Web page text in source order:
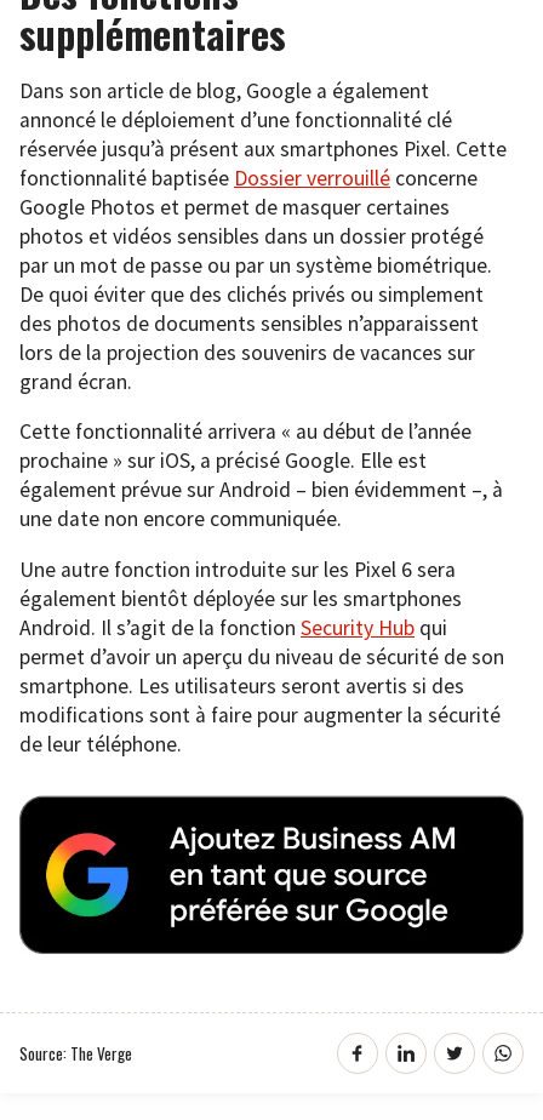
supplémentaires
Dans son article de blog, Google a également
annoncé le déploiement d’une fonctionnalité clé
réservée jusqu’à présent aux smartphones Pixel. Cette
fonctionnalité baptisée Dossier verrouillé concerne
Google Photos et permet de masquer certaines
photos et vidéos sensibles dans un dossier protégé
par un mot de passe ou par un système biométrique.
De quoi éviter que des clichés privés ou simplement
des photos de documents sensibles n’apparaissent
lors de la projection des souvenirs de vacances sur
grand écran.
Cette fonctionnalité arrivera « au début de l’année
prochaine » sur iOS, a précisé Google. Elle est
également prévue sur Android – bien évidemment –, à
une date non encore communiquée.
Une autre fonction introduite sur les Pixel 6 sera
également bientôt déployée sur les smartphones
Android. Il s’agit de la fonction Security Hub qui
permet d’avoir un aperçu du niveau de sécurité de son
smartphone. Les utilisateurs seront avertis si des
modifications sont à faire pour augmenter la sécurité
de leur téléphone.
Source: The Verge